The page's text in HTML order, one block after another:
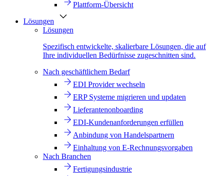
Plattform-Übersicht
Lösungen
Lösungen
Spezifisch entwickelte, skalierbare Lösungen, die auf
Ihre individuellen Bedürfnisse zugeschnitten sind.
Nach geschäftlichem Bedarf
EDI Provider wechseln
ERP Systeme migrieren und updaten
Lieferantenonboarding
EDI-Kundenanforderungen erfüllen
Anbindung von Handelspartnern
Einhaltung von E-Rechnungsvorgaben
Nach Branchen
Fertigungsindustrie